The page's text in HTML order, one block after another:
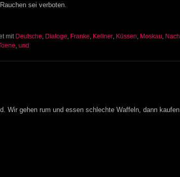
sei verboten.
mit Deutsche Dialoge Franke Kellner Küssen Moskau Nach
und
Wir gehen rum und essen schlechte Waffeln, dann kaufen